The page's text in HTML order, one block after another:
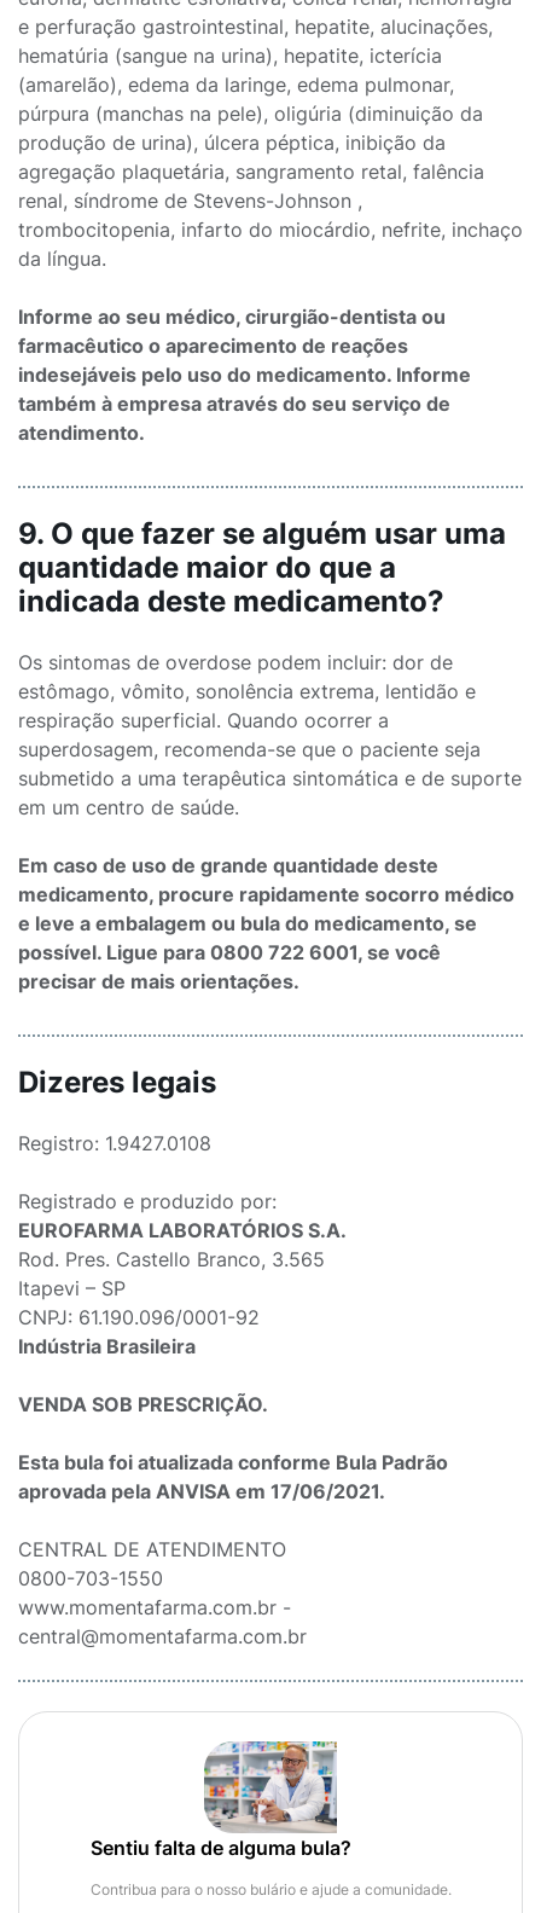
e perfuração gastrointestinal, hepatite, alucinações,
hematúria (sangue na urina), hepatite, icterícia
(amarelão), edema da laringe, edema pulmonar,
púrpura (manchas na pele), oligúria (diminuição da
produção de urina), úlcera péptica, inibição da
agregação plaquetária, sangramento retal, falência
renal, síndrome de Stevens-Johnson ,
trombocitopenia, infarto do miocárdio, nefrite, inchaço
da língua.
Informe ao seu médico, cirurgião-dentista ou
farmacêutico o aparecimento de reações
indesejáveis pelo uso do medicamento. Informe
também à empresa através do seu serviço de
atendimento.
9. O que fazer se alguém usar uma
quantidade maior do que a
indicada deste medicamento?
Os sintomas de overdose podem incluir: dor de
estômago, vômito, sonolência extrema, lentidão e
respiração superficial. Quando ocorrer a
superdosagem, recomenda-se que o paciente seja
submetido a uma terapêutica sintomática e de suporte
em um centro de saúde.
Em caso de uso de grande quantidade deste
medicamento, procure rapidamente socorro médico
e leve a embalagem ou bula do medicamento, se
possível. Ligue para 0800 722 6001, se você
precisar de mais orientações.
Dizeres legais
Registro: 1.9427.0108
Registrado e produzido por:
EUROFARMA LABORATÓRIOS S.A.
Rod. Pres. Castello Branco, 3.565
Itapevi – SP
CNPJ: 61.190.096/0001-92
Indústria Brasileira
VENDA SOB PRESCRIÇÃO.
Esta bula foi atualizada conforme Bula Padrão
aprovada pela ANVISA em 17/06/2021.
CENTRAL DE ATENDIMENTO
0800-703-1550
www.momentafarma.com.br -
central@momentafarma.com.br
Sentiu falta de alguma bula?
Contribua para o nosso bulário e ajude a comunidade.